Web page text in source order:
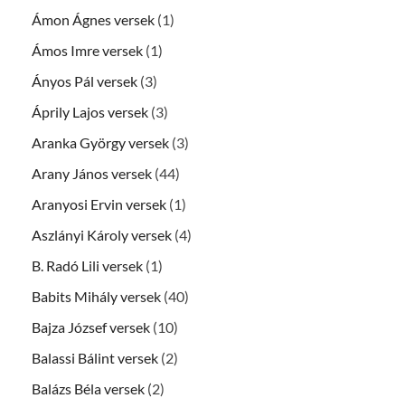
Ámon Ágnes versek (1)
Ámos Imre versek (1)
Ányos Pál versek (3)
Áprily Lajos versek (3)
Aranka György versek (3)
Arany János versek (44)
Aranyosi Ervin versek (1)
Aszlányi Károly versek (4)
B. Radó Lili versek (1)
Babits Mihály versek (40)
Bajza József versek (10)
Balassi Bálint versek (2)
Balázs Béla versek (2)